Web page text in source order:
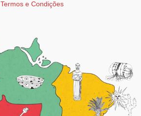
Termos e Condições